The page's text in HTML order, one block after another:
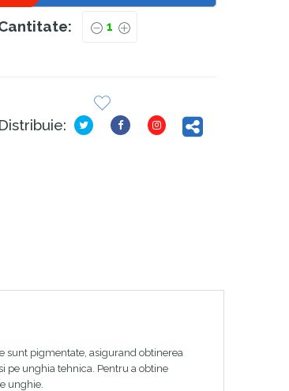
Distribuie:
sunt pigmentate, asigurand obtinerea
pe unghia tehnica. Pentru a obtine
unghie.